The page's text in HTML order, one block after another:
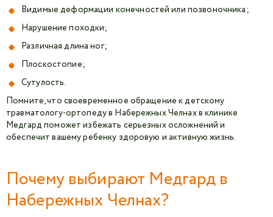
Видимые деформации конечностей или позвоночника;
Нарушение походки;
Различная длина ног;
Плоскостопие;
Сутулость.
Помните, что своевременное обращение к детскому
травматологу-ортопеду в Набережных Челнах в клинике
Медгард поможет избежать серьезных осложнений и
обеспечит вашему ребенку здоровую и активную жизнь.
Почему выбирают Медгард в
Набережных Челнах?